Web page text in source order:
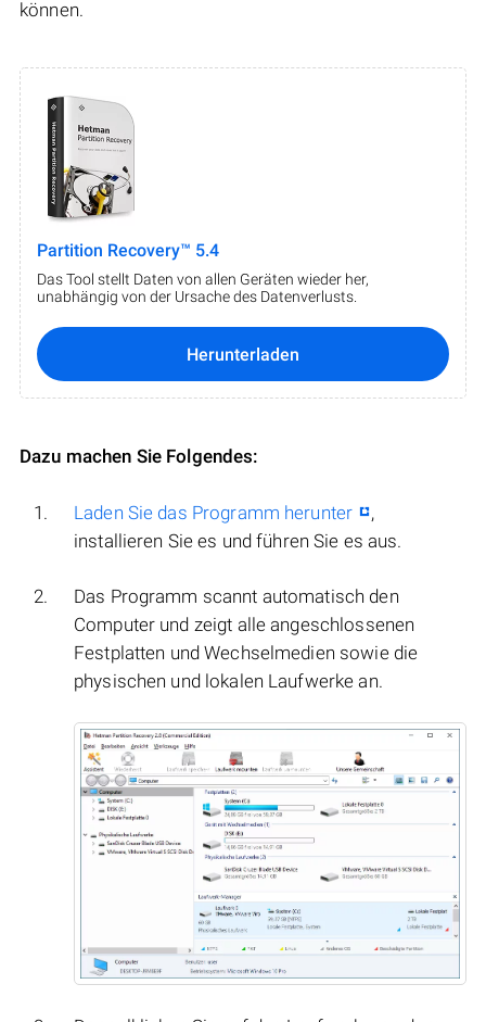
können.
Partition Recovery™ 5.4
Das Tool stellt Daten von allen Geräten wieder her,
unabhängig von der Ursache des Datenverlusts.
Herunterladen
Dazu machen Sie Folgendes:
Laden Sie das Programm herunter
,
installieren Sie es und führen Sie es aus.
Das Programm scannt automatisch den
Computer und zeigt alle angeschlossenen
Festplatten und Wechselmedien sowie die
physischen und lokalen Laufwerke an.